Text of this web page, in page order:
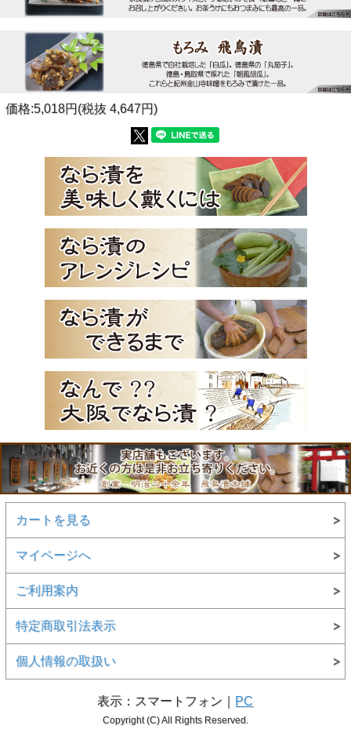
価格:5,018円(税抜 4,647円)
カートを見る
マイページへ
ご利用案内
特定商取引法表示
個人情報の取扱い
表示：スマートフォン｜ PC
Copyright (C) All Rights Reserved.